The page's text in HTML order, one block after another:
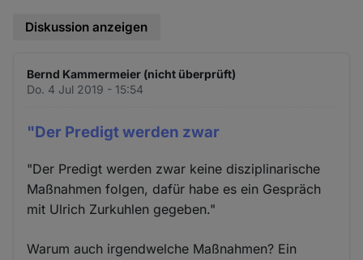
Diskussion anzeigen
Bernd Kammermeier (nicht überprüft)
Do. 4 Jul 2019 - 15:54
"Der Predigt werden zwar
"Der Predigt werden zwar keine disziplinarische
Maßnahmen folgen, dafür habe es ein Gespräch
mit Ulrich Zurkuhlen gegeben."
Warum auch irgendwelche Maßnahmen? Ein